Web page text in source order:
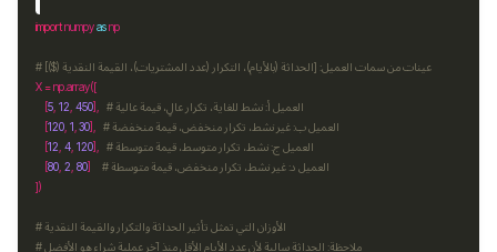
import numpy as
# عينات من سمات العميل: [الحداثة (بالأيام)، التكرار (عدد المشتريات)، القيمة النقدية ($)]
X = np
    [
5 12 450],
# العميل أ: نشط للغاية، تكرار عالٍ، قيمة عالية
    [
120 1 30],
# العميل ب: غير نشط، تكرار منخفض، قيمة منخفضة
    [
12 4 120],
# العميل ج: نشط، تكرار متوسط، قيمة متوسطة
    [
80 2 80]
# العميل د: غير نشط، تكرار منخفض، قيمة متوسطة
# الأوزان التي تمثل تأثير الحداثة والتكرار والقيمة النقدية
# ملاحظة: الحداثة سالبة لأن عدد الأيام الأقل منذ آخر عملية شراء هو الأفضل